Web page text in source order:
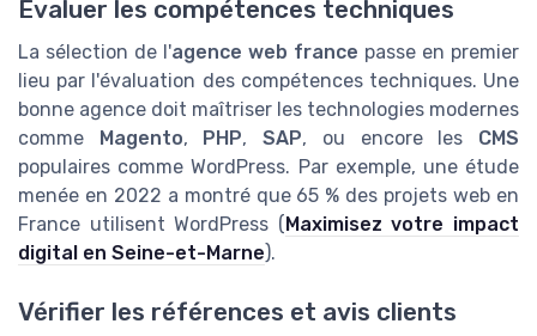
Évaluer les compétences techniques
La sélection de l'agence web france passe en premier
lieu par l'évaluation des compétences techniques. Une
bonne agence doit maîtriser les technologies modernes
comme
Magento, PHP,SAP, ou encore les CMS
populaires comme WordPress. Par exemple, une étude
menée en 2022 a montré que 65 % des projets web en
France utilisent WordPress ( Maximisez votre impact
digital en Seine-et-Marne).
Vérifier les références et avis clients